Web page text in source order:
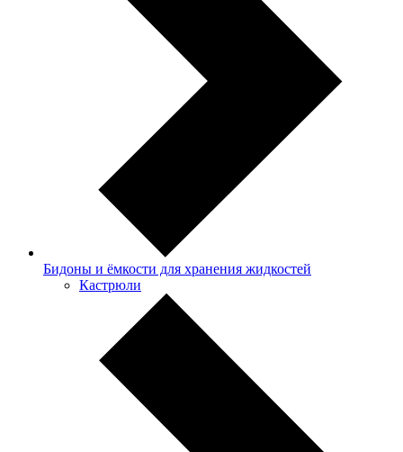
Бидоны и ёмкости для хранения жидкостей
Кастрюли